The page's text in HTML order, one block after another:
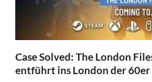
Case Solved: The London
entführt ins London der 60er